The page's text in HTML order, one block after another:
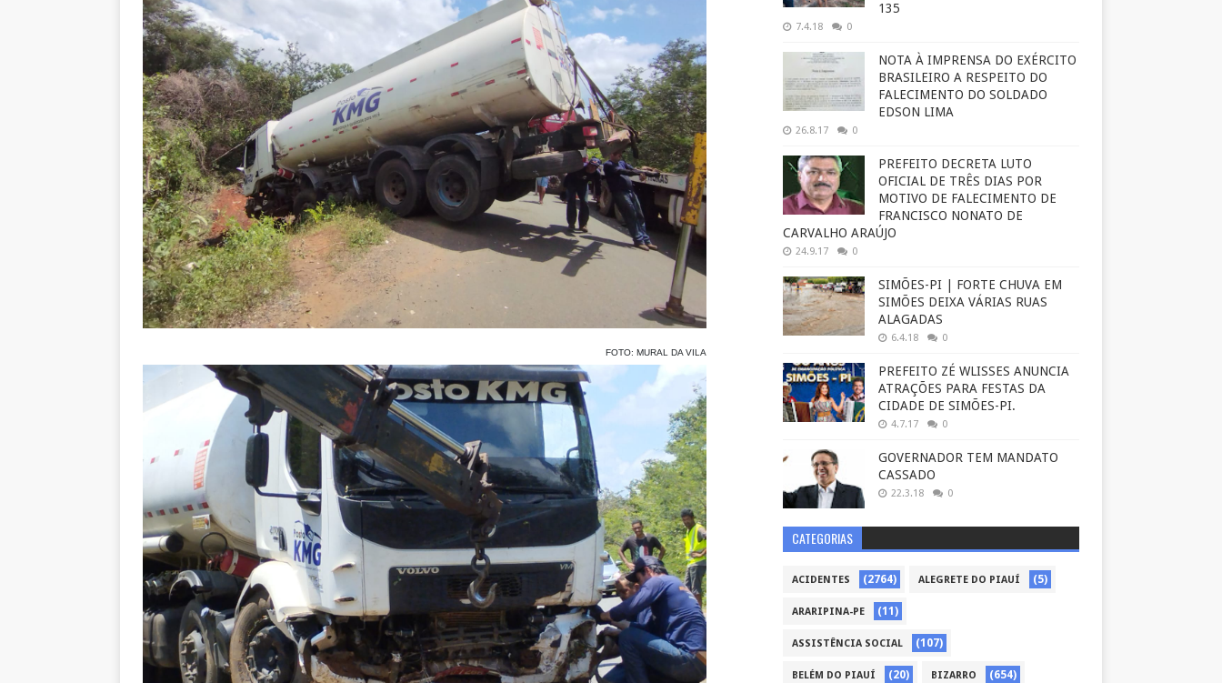
FOTO: MURAL DA VILA
135
7.4.18 0
NOTA À IMPRENSA DO EXÉRCITO
BRASILEIRO A RESPEITO DO
FALECIMENTO DO SOLDADO
EDSON LIMA
26.8.17 0
PREFEITO DECRETA LUTO
OFICIAL DE TRÊS DIAS POR
MOTIVO DE FALECIMENTO DE
FRANCISCO NONATO DE
CARVALHO ARAÚJO
24.9.17 0
SIMÕES-PI | FORTE CHUVA EM
SIMÕES DEIXA VÁRIAS RUAS
ALAGADAS
6.4.18 0
PREFEITO ZÉ WLISSES ANUNCIA
ATRAÇÕES PARA FESTAS DA
CIDADE DE SIMÕES-PI.
4.7.17 0
GOVERNADOR TEM MANDATO
CASSADO
22.3.18 0
CATEGORIAS
ACIDENTES (2764) ALEGRETE DO PIAUÍ (5)
ARARIPINA-PE (11)
ASSISTÊNCIA SOCIAL (107)
BELÉM DO PIAUÍ (20) BIZARRO (654)